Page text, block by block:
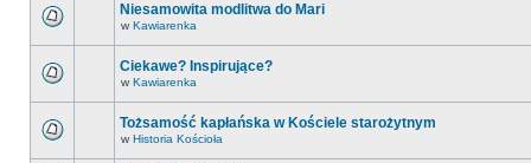
Niesamowita modlitwa do Mari
w Kawiarenka
Ciekawe? Inspirujące?
w Kawiarenka
Tożsamość kapłańska w Kościele starożytnym
w Historia Kościoła